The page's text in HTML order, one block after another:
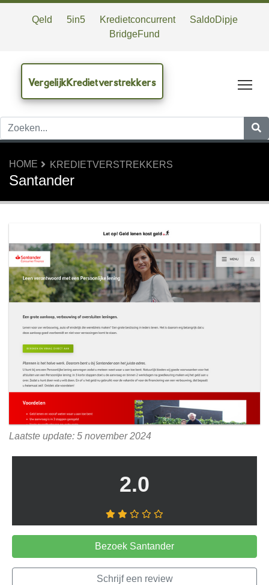
Qeld 5in5 Kredietconcurrent
SaldoDipje
BridgeFund
VergelijkKredietverstrekkers
HOME KREDIETVERSTREKKERS
Santander
Laatste update: 5 november 2024
2.0
Bezoek Santander
Schrijf een review